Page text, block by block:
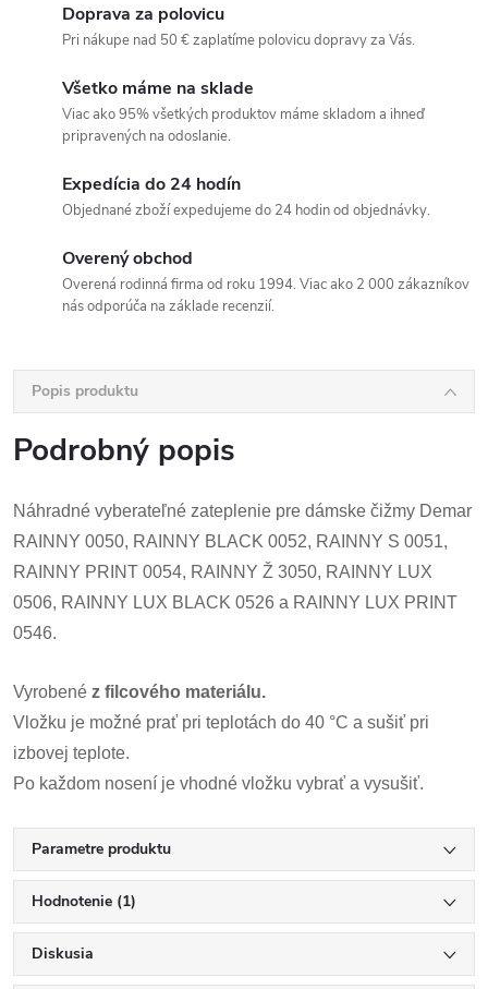
Doprava za polovicu
Pri nákupe nad 50 € zaplatíme polovicu dopravy za Vás.
Všetko máme na sklade
Viac ako 95% všetkých produktov máme skladom a ihneď
pripravených na odoslanie.
Expedícia do 24 hodín
Objednané zboží expedujeme do 24 hodin od objednávky.
Overený obchod
Overená rodinná firma od roku 1994. Viac ako 2 000 zákazníkov
nás odporúča na základe recenzií.
Popis produktu
Podrobný popis
Náhradné vyberateľné zateplenie pre dámske čižmy Demar
RAINNY 0050, RAINNY BLACK 0052, RAINNY S 0051,
RAINNY PRINT 0054, RAINNY Ž 3050, RAINNY LUX
0506, RAINNY LUX BLACK 0526 a RAINNY LUX PRINT
0546.
Vyrobené z filcového materiálu.
Vložku je možné prať pri teplotách do 40 °C a sušiť pri
izbovej teplote.
Po každom nosení je vhodné vložku vybrať a vysušiť.
Parametre produktu
Hodnotenie (1)
Diskusia